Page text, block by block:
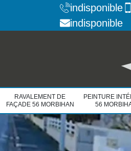
indisponible
indisponible
RAVALEMENT DE
FAÇADE 56 MORBIHAN
PEINTURE
56